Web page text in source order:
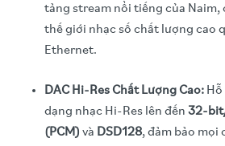
tảng stream nổi tiếng của Naim,
thế giới nhạc số chất lượng cao
Ethernet.
DAC Hi-Res Chất Lượng Cao:
dạng nhạc Hi-Res lên đến 32-
(PCM) và DSD128, đảm bảo